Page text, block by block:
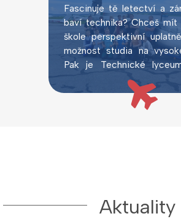
Fascinuje tě letectví a
baví technika? Chceš mít
škole perspektivní
možnost studia na
Pak je Technické
Aktuality